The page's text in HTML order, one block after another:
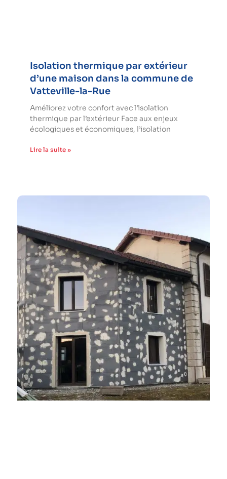
Isolation thermique par extérieur
d’une maison dans la commune de
Vatteville-la-Rue
Améliorez votre confort avec l’isolation
thermique par l’extérieur Face aux enjeux
écologiques et économiques, l’isolation
Lire la suite »